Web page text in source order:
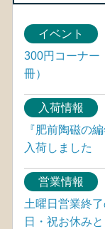
イベント
300円コーナ
冊）
入荷情報
『肥前陶磁の
入荷しました
営業情報
土曜日営業終
日・祝お休み